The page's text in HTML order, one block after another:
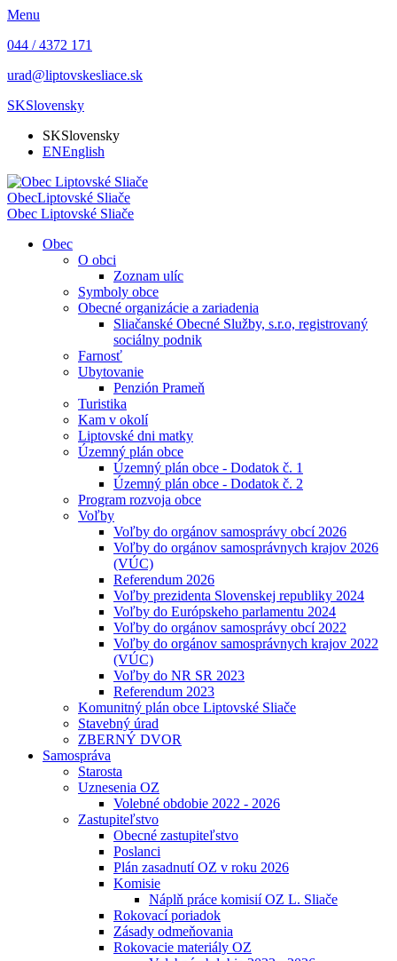
Menu
044 / 4372 171
urad@liptovskesliace.sk
SKSlovensky
SKSlovensky
ENEnglish
ObecLiptovské Sliače
Obec Liptovské Sliače
Obec
O obci
Zoznam ulíc
Symboly obce
Obecné organizácie a zariadenia
Sliačanské Obecné Služby, s.r.o, registrovaný
sociálny podnik
Farnosť
Ubytovanie
Penzión Prameň
Turistika
Kam v okolí
Liptovské dni matky
Územný plán obce
Územný plán obce - Dodatok č. 1
Územný plán obce - Dodatok č. 2
Program rozvoja obce
Voľby
Voľby do orgánov samosprávy obcí 2026
Voľby do orgánov samosprávnych krajov 2026
(VÚC)
Referendum 2026
Voľby prezidenta Slovenskej republiky 2024
Voľby do Európskeho parlamentu 2024
Voľby do orgánov samosprávy obcí 2022
Voľby do orgánov samosprávnych krajov 2022
(VÚC)
Voľby do NR SR 2023
Referendum 2023
Komunitný plán obce Liptovské Sliače
Stavebný úrad
ZBERNÝ DVOR
Samospráva
Starosta
Uznesenia OZ
Volebné obdobie 2022 - 2026
Zastupiteľstvo
Obecné zastupiteľstvo
Poslanci
Plán zasadnutí OZ v roku 2026
Komisie
Náplň práce komisií OZ L. Sliače
Rokovací poriadok
Zásady odmeňovania
Rokovacie materiály OZ